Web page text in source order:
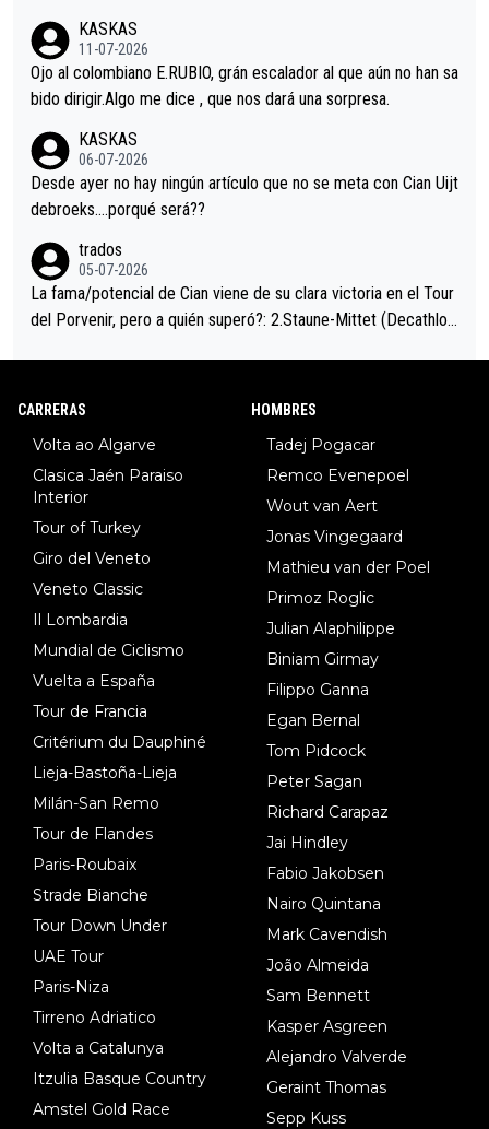
i sin pedalear, luego está el saludo con Evenepoel dándose la
mano de una manera muy fraternal, más allá de los típicos toqu
es en el hombro con que saludaba a Vingegard. Ahí hubo una in
eta, a ver si por querer poner a Del Toro con calzador en posi
ción de podio UAE y Pojacar se van complicar el tour.
KASKAS
11-07-2026
Ojo al colombiano E.RUBIO, grán escalador al que aún no han sa
bido dirigir.Algo me dice , que nos dará una sorpresa.
KASKAS
06-07-2026
Desde ayer no hay ningún artículo que no se meta con Cian Uijt
debroeks….porqué será??
trados
05-07-2026
La fama/potencial de Cian viene de su clara victoria en el Tour
del Porvenir, pero a quién superó?: 2.Staune-Mittet (Decathlon,
CARRERAS
Volta ao Algarve
Clasica Jaén Paraiso
Interior
Tour of Turkey
Giro del Veneto
Veneto Classic
Il Lombardia
Mundial de Ciclismo
Vuelta a España
Tour de Francia
Critérium du Dauphiné
Lieja-Bastoña-Lieja
Milán-San Remo
Tour de Flandes
Paris-Roubaix
Strade Bianche
Tour Down Under
UAE Tour
Paris-Niza
Tirreno Adriatico
Volta a Catalunya
Itzulia Basque Country
Amstel Gold Race
HOMBRES
Tadej Pogacar
Remco Evenepoel
Wout van Aert
Jonas Vingegaard
Mathieu van der Poel
Primoz Roglic
Julian Alaphilippe
Biniam Girmay
Filippo Ganna
Egan Bernal
Tom Pidcock
Peter Sagan
Richard Carapaz
Jai Hindley
Fabio Jakobsen
Nairo Quintana
Mark Cavendish
João Almeida
Sam Bennett
Kasper Asgreen
Alejandro Valverde
Geraint Thomas
Sepp Kuss